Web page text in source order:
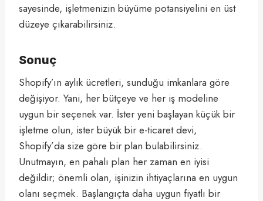
sayesinde, işletmenizin büyüme potansiyelini en üst
düzeye çıkarabilirsiniz.
Sonuç
Shopify’ın aylık ücretleri, sunduğu imkanlara göre
değişiyor. Yani, her bütçeye ve her iş modeline
uygun bir seçenek var. İster yeni başlayan küçük bir
işletme olun, ister büyük bir e-ticaret devi,
Shopify’da size göre bir plan bulabilirsiniz.
Unutmayın, en pahalı plan her zaman en iyisi
değildir; önemli olan, işinizin ihtiyaçlarına en uygun
olanı seçmek. Başlangıçta daha uygun fiyatlı bir